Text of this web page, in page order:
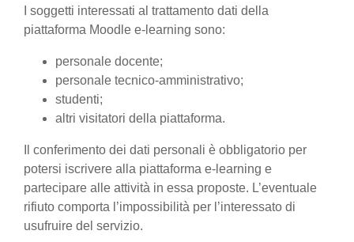
I soggetti interessati al trattamento dati della
piattaforma Moodle e-learning sono:
personale docente;
personale tecnico-amministrativo;
studenti;
altri visitatori della piattaforma.
Il conferimento dei dati personali è obbligatorio per
potersi iscrivere alla piattaforma e-learning e
partecipare alle attività in essa proposte. L’eventuale
rifiuto comporta l’impossibilità per l’interessato di
usufruire del servizio.